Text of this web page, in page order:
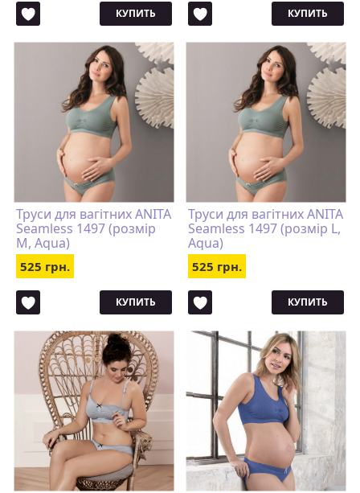
КУПИТЬ КУПИТЬ
Труси для вагітних ANITA
Seamless 1497 (розмір
M, Aqua)
525 грн.
КУПИТЬ
Труси для вагітних ANITA
Seamless 1497 (розмір L,
Aqua)
525 грн.
КУПИТЬ